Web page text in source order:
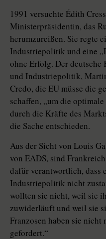
1991 versuchte Édith
Ministerpräsidentin, das
herumzureißen. Sie regte
Industriepolitik und eine
oh­ne Erfolg. Der deutsche
und Industriepolitik,
Credo, die EU müsse die
schaffen, „um die
durch die Kräfte des
die Sache entschieden.
Aus der Sicht von Louis
von EADS, sind
dafür verantwortlich, dass
Industriepolitik nicht
wollten sie nicht, weil sie
zuwiderläuft und weil sie
Franzosen haben sie
gefordert.“